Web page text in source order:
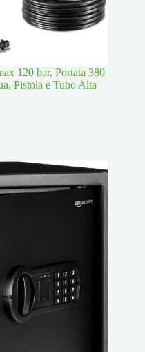
120 bar, Portata 380
Pistola e Tubo Alta